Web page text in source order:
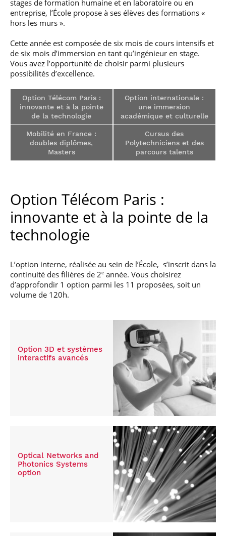
S’engager à Télécom
Paris
Numérique
élèves impliqués
Parcours Numérique
Responsable
Corps des Mines
donnant accès aux
Corps techniques de
l’État
Artificielle en
alternance
(admissions closes)
Expert
cybersécurité des
réseaux et des
systèmes
d’information
Intelligence
Artificielle – Expert
Data & MLops
Intelligence
Artificielle
multimodale et
autonome
Je suis élève en
situation de
Vous êtes admis,
préparez votre
arrivée
Entreprises &
solutions Mastère
Spécialisé
Brochures &
contacts
Événements des
professionnel
• Journaliste
• Créateur d’entreprise
stages de formation humaine et en laboratoire ou en
entreprise, l’École propose à ses élèves des formations «
hors les murs ».
Cette année est composée de six mois de cours intensifs et
de six mois d’immersion en tant qu’ingénieur en stage.
Vous avez l’opportunité de choisir parmi plusieurs
possibilités d’excellence.
Option Télécom Paris :
innovante et à la pointe
de la technologie
Option internationale :
une immersion
académique et culturelle
Mobilité en France :
doubles diplômes,
Masters
Cursus des
Polytechniciens et des
parcours talents
Option Télécom Paris :
innovante et à la pointe de la
technologie
L’option interne, réalisée au sein de l’École, s’inscrit dans la
continuité des filières de 2e année. Vous choisirez
d’approfondir 1 option parmi les 11 proposées, soit un
volume de 120h.
Option 3D et systèmes
interactifs avancés
Optical Networks and
Photonics Systems
option